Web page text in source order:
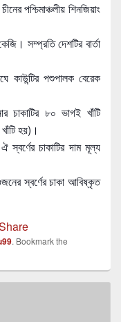
পশ্চিমাঞ্চলীয় শিনজিয়াং
সম্প্রতি দেশটির বার্তা
কাউন্টির পশুপালক বেরেক
৮০ ভাগই খাঁটি
হয়)।
স্বর্ণের চাকাটির দাম মূল্য
স্বর্ণের চাকা আবিষ্কৃত
. Bookmark the